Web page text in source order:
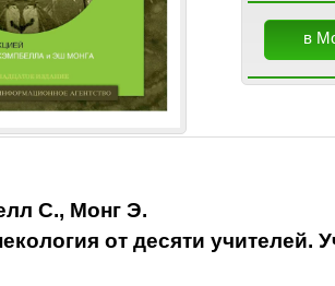
в
С., Монг Э.
от десяти учителей.